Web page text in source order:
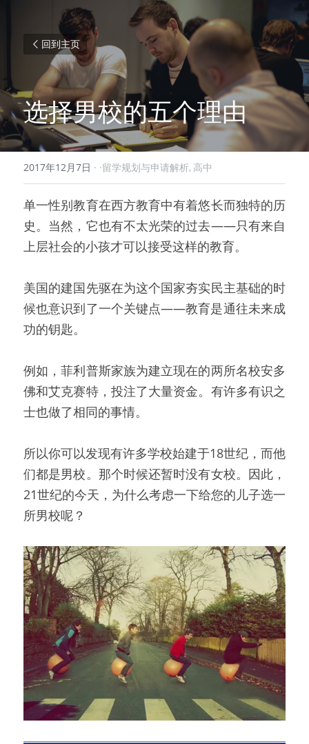
回到主页
选择男校的五个理由
2017年12月7日 · ·留学规划与申请解析, 高中
单一性别教育在西方教育中有着悠长而独特的历
史。当然，它也有不太光荣的过去——只有来自
上层社会的小孩才可以接受这样的教育。
美国的建国先驱在为这个国家夯实民主基础的时
候也意识到了一个关键点——教育是通往未来成
功的钥匙。
例如，菲利普斯家族为建立现在的两所名校安多
佛和艾克赛特，投注了大量资金。有许多有识之
士也做了相同的事情。
所以你可以发现有许多学校始建于18世纪，而他
们都是男校。那个时候还暂时没有女校。因此，
21世纪的今天，为什么考虑一下给您的儿子选一
所男校呢？